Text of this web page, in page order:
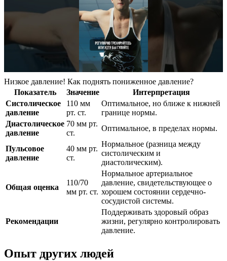
Низкое давление! Как поднять пониженное давление?
Показатель
Значение
Интерпретация
Систолическое
давление
110 мм
рт. ст.
Оптимальное, но ближе к нижней
границе нормы.
Диастолическое
давление
70 мм рт.
ст.
Оптимальное, в пределах нормы.
Пульсовое
давление
40 мм рт.
ст.
Нормальное (разница между
систолическим и
диастолическим).
Общая оценка
110/70
мм рт. ст.
Нормальное артериальное
давление, свидетельствующее о
хорошем состоянии сердечно-
сосудистой системы.
Рекомендации
Поддерживать здоровый образ
жизни, регулярно контролировать
давление.
Опыт других людей